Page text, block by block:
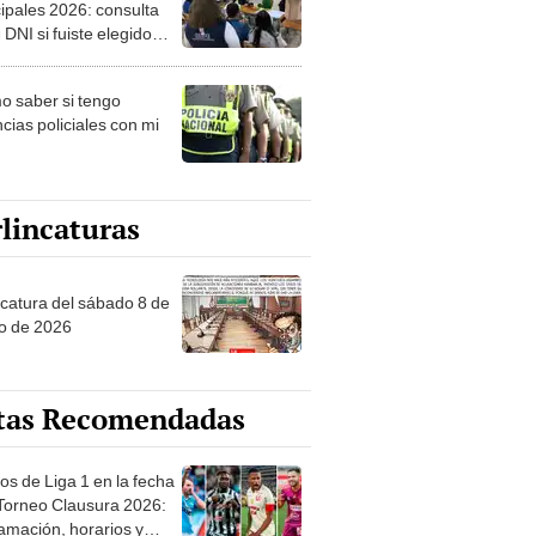
2026: consulta
DNI si fuiste elegido
saber si tengo
policiales con mi
del sábado 8 de
de 2026
Recomendadas
de Liga 1 en la fecha
Clausura 2026:
horarios y